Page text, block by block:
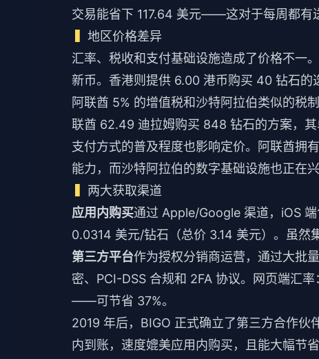
交易能省下 117.64 美元——这对于每周都有
地区价格差异
汇率、税收和支付基础设施造成了价格不一
新币。香港则提供 6.00 港币购买 40 钻石的
阿联酋 5% 的增值税和沙特阿拉伯类似的税
联酋 62.49 迪拉姆购买 848 钻石的方案，其
支付方式的普及程度也影响定价。阿联酋拥
能力，而沙特阿拉伯的数字基础设施也正在兴
两大获取渠道
应用内购买通过 Apple/Google 渠道，iOS
0.0314 美元/钻石（总价 3.14 美元）。虽然
第三方平台作为授权分销商运营，通过大批
密、PCI-DSS 合规和 2FA 协议。网页端汇
——可节省 37%。
2019 年后，BIGO 正式确立了第三方合作
内到账，速度媲美应用内购买，且能大幅节省